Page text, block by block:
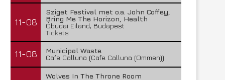
11-08
Sziget Festival met o.a. John Coffey,
Bring Me The Horizon, Health
Óbudai Eiland, Budapest
Tickets
11-08
Municipal Waste
Cafe Calluna (Cafe Calluna (Ommen))
Wolves In The Throne Room